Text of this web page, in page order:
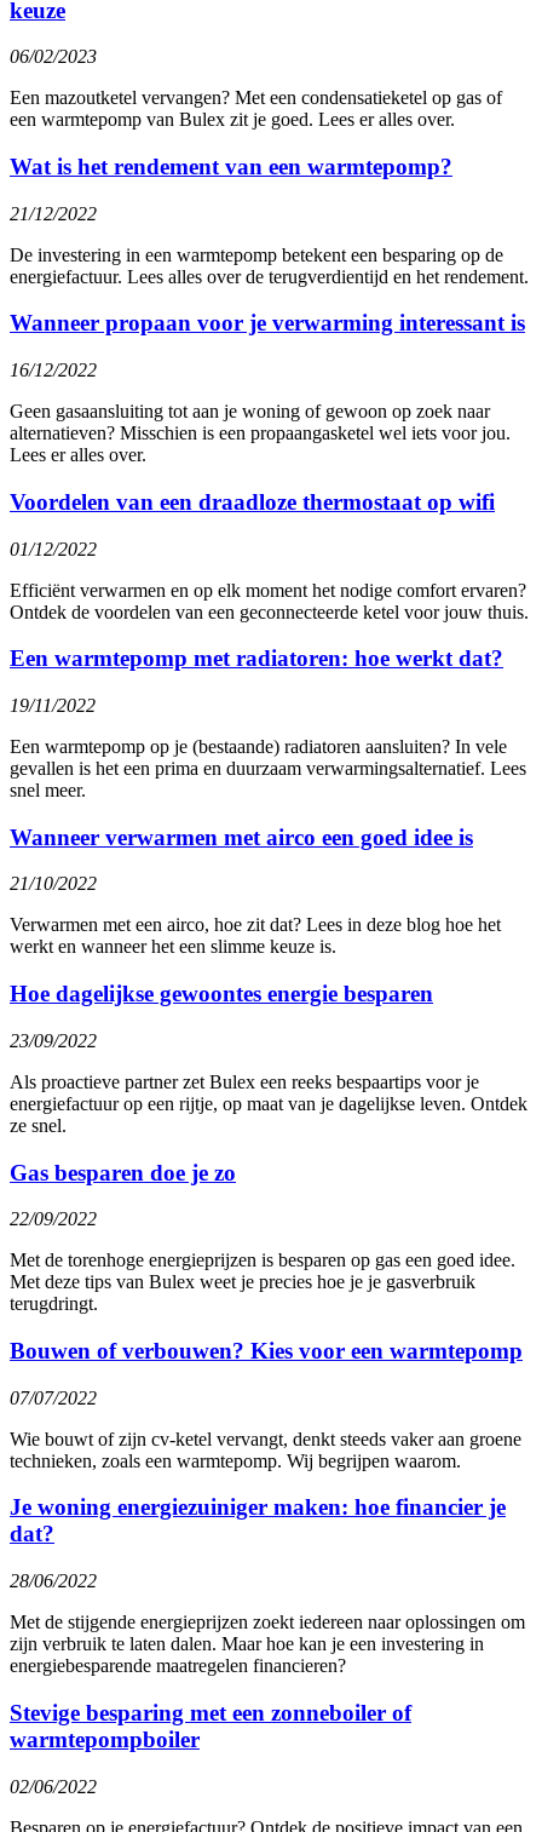
keuze
06/02/2023
Een mazoutketel vervangen? Met een condensatieketel op gas of
een warmtepomp van Bulex zit je goed. Lees er alles over.
Wat is het rendement van een warmtepomp?
21/12/2022
De investering in een warmtepomp betekent een besparing op de
energiefactuur. Lees alles over de terugverdientijd en het rendement.
Wanneer propaan voor je verwarming interessant is
16/12/2022
Geen gasaansluiting tot aan je woning of gewoon op zoek naar
alternatieven? Misschien is een propaangasketel wel iets voor jou.
Lees er alles over.
Voordelen van een draadloze thermostaat op wifi
01/12/2022
Efficiënt verwarmen en op elk moment het nodige comfort ervaren?
Ontdek de voordelen van een geconnecteerde ketel voor jouw thuis.
Een warmtepomp met radiatoren: hoe werkt dat?
19/11/2022
Een warmtepomp op je (bestaande) radiatoren aansluiten? In vele
gevallen is het een prima en duurzaam verwarmingsalternatief. Lees
snel meer.
Wanneer verwarmen met airco een goed idee is
21/10/2022
Verwarmen met een airco, hoe zit dat? Lees in deze blog hoe het
werkt en wanneer het een slimme keuze is.
Hoe dagelijkse gewoontes energie besparen
23/09/2022
Als proactieve partner zet Bulex een reeks bespaartips voor je
energiefactuur op een rijtje, op maat van je dagelijkse leven. Ontdek
ze snel.
Gas besparen doe je zo
22/09/2022
Met de torenhoge energieprijzen is besparen op gas een goed idee.
Met deze tips van Bulex weet je precies hoe je je gasverbruik
terugdringt.
Bouwen of verbouwen? Kies voor een warmtepomp
07/07/2022
Wie bouwt of zijn cv-ketel vervangt, denkt steeds vaker aan groene
technieken, zoals een warmtepomp. Wij begrijpen waarom.
Je woning energiezuiniger maken: hoe financier je
dat?
28/06/2022
Met de stijgende energieprijzen zoekt iedereen naar oplossingen om
zijn verbruik te laten dalen. Maar hoe kan je een investering in
energiebesparende maatregelen financieren?
Stevige besparing met een zonneboiler of
warmtepompboiler
02/06/2022
Besparen op je energiefactuur? Ontdek de positieve impact van een